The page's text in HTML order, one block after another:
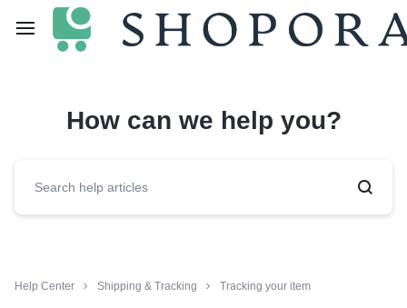
How can we help you?
Help Center Shipping & Tracking Tracking your item